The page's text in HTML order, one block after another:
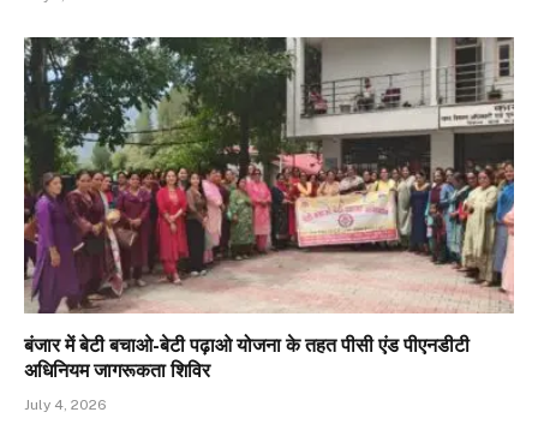
बंजार में बेटी बचाओ-बेटी पढ़ाओ योजना के तहत पीसी एंड पीएनडीटी
अधिनियम जागरूकता शिविर
July 4, 2026